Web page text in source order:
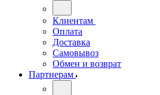
Клиентам
Оплата
Доставка
Самовывоз
Обмен и возврат
Партнерам